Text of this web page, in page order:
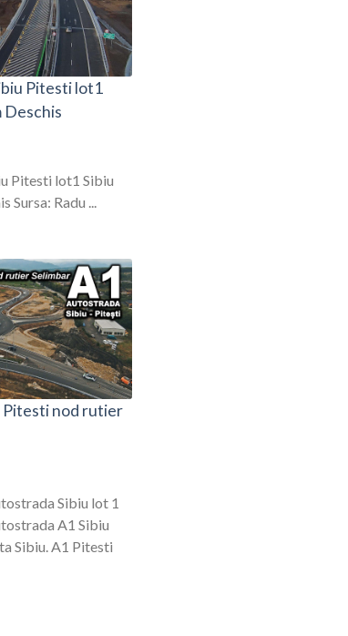
Pitesti lot1
Deschis
Pitesti lot1 Sibiu
Sursa: Radu ...
Pitesti nod rutier
Sibiu lot 1
A1 Sibiu
Sibiu. A1 Pitesti